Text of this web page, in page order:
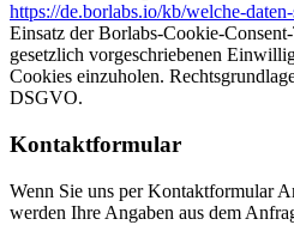
https://de.borlabs.io/kb/welche-
Einsatz der Borlabs-Cookie-
gesetzlich vorgeschriebenen
Cookies einzuholen.
DSGVO.
Kontaktformular
Wenn Sie uns per Kontaktformular
werden Ihre Angaben aus dem